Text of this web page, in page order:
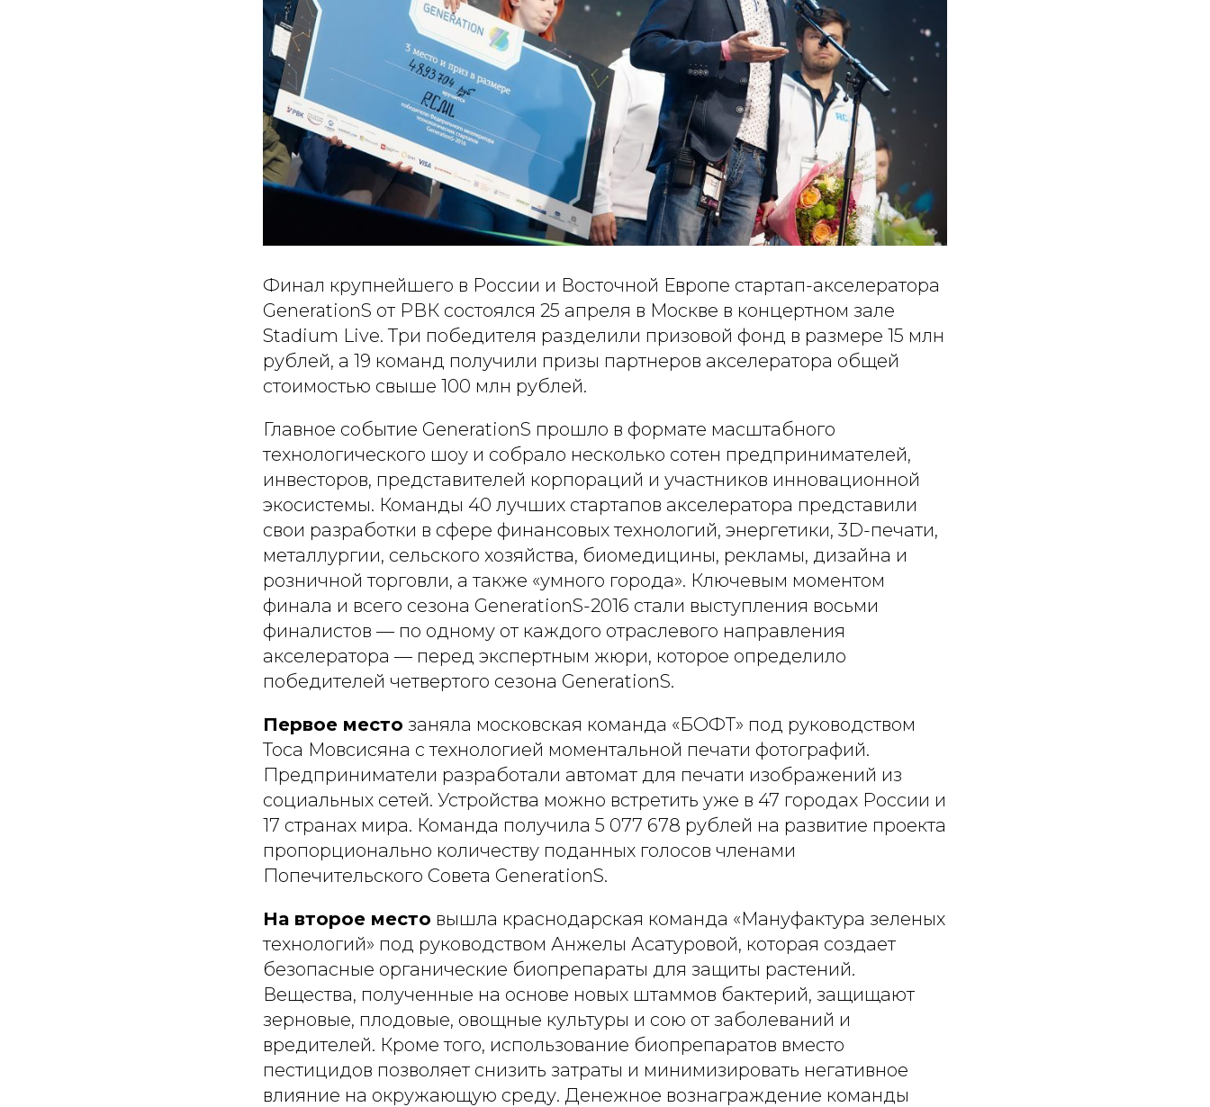
Финал крупнейшего в России и Восточной Европе стартап-акселератора
GenerationS от РВК состоялся 25 апреля в Москве в концертном зале
Stadium Live. Три победителя разделили призовой фонд в размере 15 млн
рублей, а 19 команд получили призы партнеров акселератора общей
стоимостью свыше 100 млн рублей.
Главное событие GenerationS прошло в формате масштабного
технологического шоу и собрало несколько сотен предпринимателей,
инвесторов, представителей корпораций и участников инновационной
экосистемы. Команды 40 лучших стартапов акселератора представили
свои разработки в сфере финансовых технологий, энергетики, 3D-печати,
металлургии, сельского хозяйства, биомедицины, рекламы, дизайна и
розничной торговли, а также «умного города». Ключевым моментом
финала и всего сезона GenerationS-2016 стали выступления восьми
финалистов — по одному от каждого отраслевого направления
акселератора — перед экспертным жюри, которое определило
победителей четвертого сезона GenerationS.
Первое место заняла московская команда «БОФТ» под руководством
Тоса Мовсисяна с технологией моментальной печати фотографий.
Предприниматели разработали автомат для печати изображений из
социальных сетей. Устройства можно встретить уже в 47 городах России и
17 странах мира. Команда получила 5 077 678 рублей на развитие проекта
пропорционально количеству поданных голосов членами
Попечительского Совета GenerationS.
На второе место вышла краснодарская команда «Мануфактура зеленых
технологий» под руководством Анжелы Асатуровой, которая создает
безопасные органические биопрепараты для защиты растений.
Вещества, полученные на основе новых штаммов бактерий, защищают
зерновые, плодовые, овощные культуры и сою от заболеваний и
вредителей. Кроме того, использование биопрепаратов вместо
пестицидов позволяет снизить затраты и минимизировать негативное
влияние на окружающую среду. Денежное вознаграждение команды